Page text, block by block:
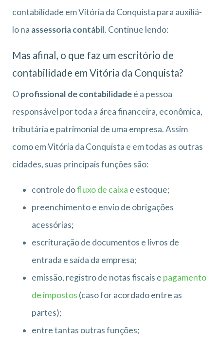
contabilidade em Vitória da Conquista para auxiliá-
lo na assessoria contábil. Continue lendo:
Mas afinal, o que faz um escritório de
contabilidade em Vitória da Conquista?
Oprofissional de contabilidadeé a pessoa
responsável por toda a área financeira, econômica,
tributária e patrimonial de uma empresa. Assim
como em Vitória da Conquista e em todas as outras
cidades, suas principais funções são:
controle dofluxo de caixa e estoque;
preenchimento e envio de obrigações
acessórias;
escrituração de documentos e livros de
entrada e saída da empresa;
emissão, registro de notas fiscais e pagamento
de impostos (caso for acordado entre as
partes);
entre tantas outras funções;